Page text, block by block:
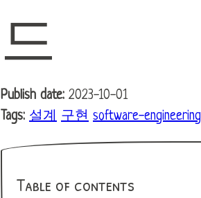
드
Publish date: 2023-10-01
Tags: 설계 구현 software-engineering
Table of contents